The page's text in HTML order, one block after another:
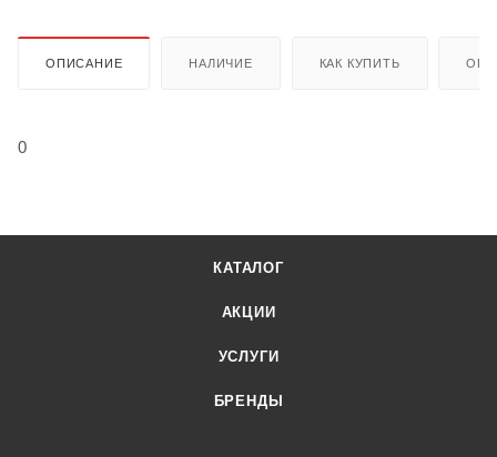
ОПИСАНИЕ НАЛИЧИЕ КАК КУПИТЬ
0
КАТАЛОГ
АКЦИИ
УСЛУГИ
БРЕНДЫ